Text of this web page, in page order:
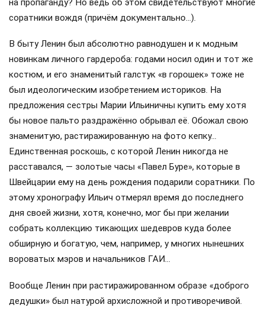
вездесущих околоподъездных бабушек. И напрасно:
старушки могли легко ответить на любой вопрос
праздных соседей: в каком часу, например, вернулась
домой комсомолка Зина из 27-й квартиры, кто дотащил
полуподвале и даже на самую жгучую тайну — о размере
Собственно, именно об этом мы сегодня и поговорим:
Закалённые во многих заварухах, слухи ширятся, не
ведая преград…
Организатор революции Владимир Ленин, даже став
главой молодой Советской республики, по воспоминаниям
соратников жил весьма скромно. Во всяком случае,
дореволюционный семейный доход семьи Ульяновых от
унаследованной земли деда по материнской линии
время весьма ощутимым финансовым бонусом. Добавим
сюда приличную зарплату главы семьи Ильи Николаевича,